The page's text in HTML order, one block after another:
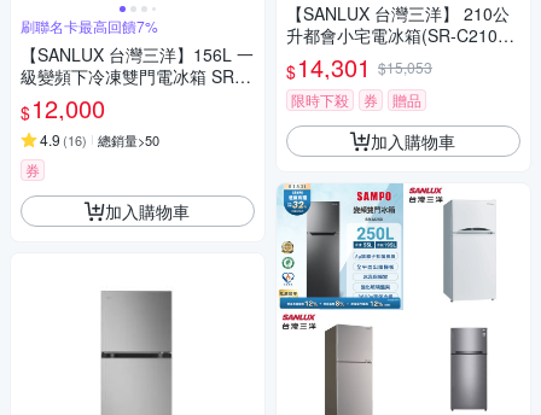
刷聯名卡最高回饋7%
【SANLUX 台灣三洋】156L 一
級變頻下冷凍雙門電冰箱 SR-V
150BF
$12,000
4.9 (16) 總銷量>50
券
加入購物車
【SANLUX 台灣三洋】 210公
升都會小宅電冰箱(SR-C210BV
1A)
$14,301 $15,053
限時下殺
券 贈品
加入購物車